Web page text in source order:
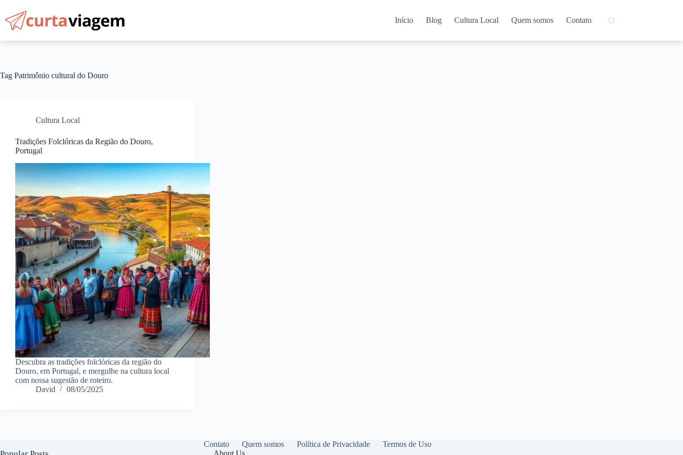
conteúdo
Início Blog Cultura Local Quem somos Contato
Tag Patrimônio cultural do Douro
Cultura Local
Tradições Folclóricas da Região do Douro,
Portugal
Descubra as tradições folclóricas da região do
Douro, em Portugal, e mergulhe na cultura local
com nossa sugestão de roteiro.
David
08/05/2025
Contato Quem somos Política de Privacidade Termos de Uso